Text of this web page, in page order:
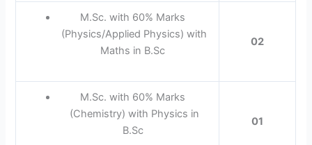
M.Sc. with 60% Marks
(Physics/Applied Physics) with
Maths in B.Sc
02
M.Sc. with 60% Marks
(Chemistry) with Physics in
B.Sc
01